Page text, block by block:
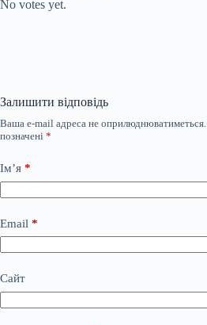
No votes yet.
Залишити відповідь
Ваша e-mail адреса не оприлюднюватиметься.
позначені *
Ім’я *
Email *
Сайт